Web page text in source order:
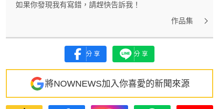
如果你發現我有寫錯，請趕快告訴我！
作品集
分享 分享
將NOWNEWS加入你喜愛的新聞來源